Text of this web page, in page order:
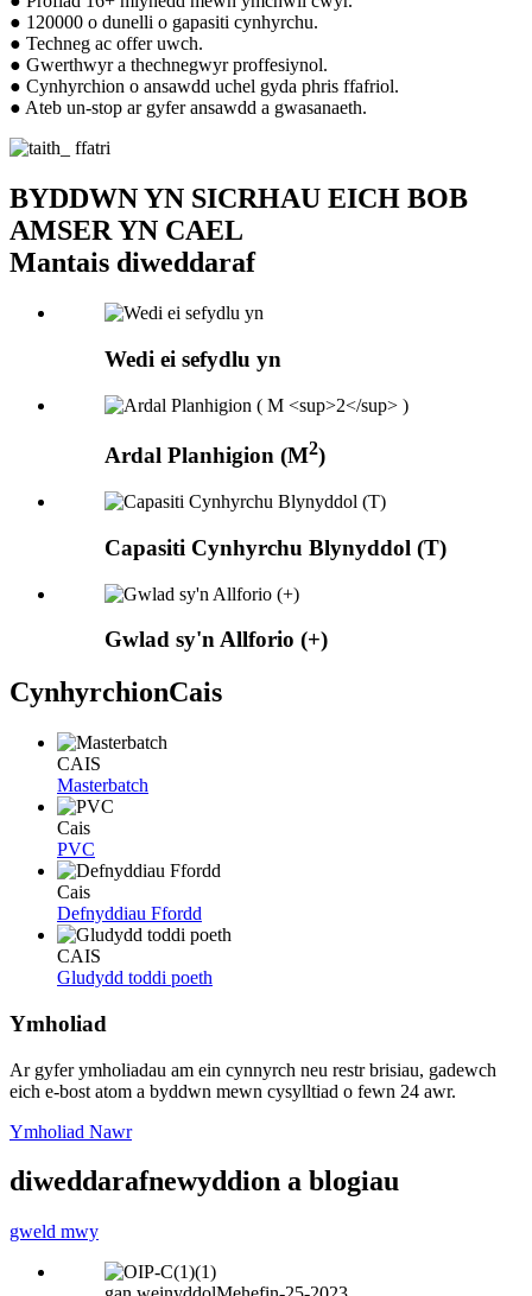
● 120000 o dunelli o gapasiti cynhyrchu.
● Techneg ac offer uwch.
● Gwerthwyr a thechnegwyr proffesiynol.
● Cynhyrchion o ansawdd uchel gyda phris ffafriol.
● Ateb un-stop ar gyfer ansawdd a gwasanaeth.
BYDDWN YN SICRHAU EICH BOB
AMSER YN CAEL
Mantais diweddaraf
Wedi ei sefydlu yn
Ardal Planhigion (M2)
Capasiti Cynhyrchu Blynyddol (T)
Gwlad sy'n Allforio (+)
CynhyrchionCais
CAIS
Masterbatch
Cais
PVC
Cais
Defnyddiau Ffordd
CAIS
Gludydd toddi poeth
Ymholiad
Ar gyfer ymholiadau am ein cynnyrch neu restr brisiau, gadewch
eich e-bost atom a byddwn mewn cysylltiad o fewn 24 awr.
Ymholiad Nawr
diweddarafnewyddion a blogiau
gweld mwy